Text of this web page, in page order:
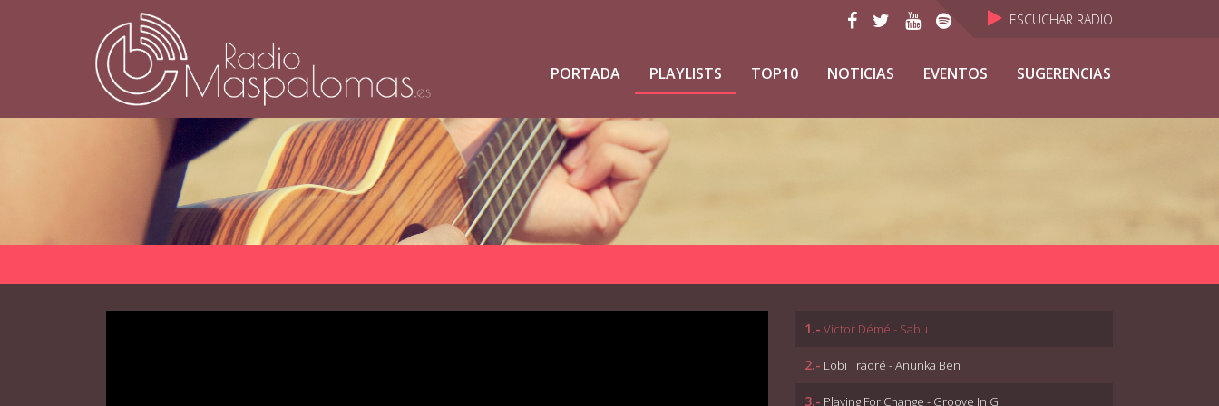
ESCUCHAR RADIO
PORTADA PLAYLISTS TOP10 NOTICIAS EVENTOS SUGERENCIAS
1.- Victor Démé - Sabu
2.- Lobi Traoré - Anunka Ben
3.- Playing For Change - Groove In G